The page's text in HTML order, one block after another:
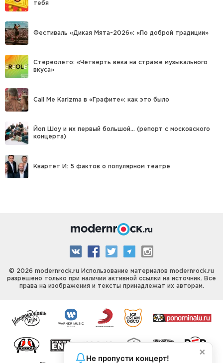
тебя
Фестиваль «Дикая Мята-2026»: «По доброй традиции»
Стереолето: «Четверть века на страже музыкального
вкуса»
Call Me Karizma в «Графите»: как это было
Йоп Шоу и их первый большой… (репорт с московского
концерта)
Квартет И: 5 фактов о популярном театре
© 2026 modernrock.ru Использование материалов modernrock.ru
разрешено только при наличии активной ссылки на источник. Все
права на изображения и тексты принадлежат их авторам.
×
Не пропусти концерт!